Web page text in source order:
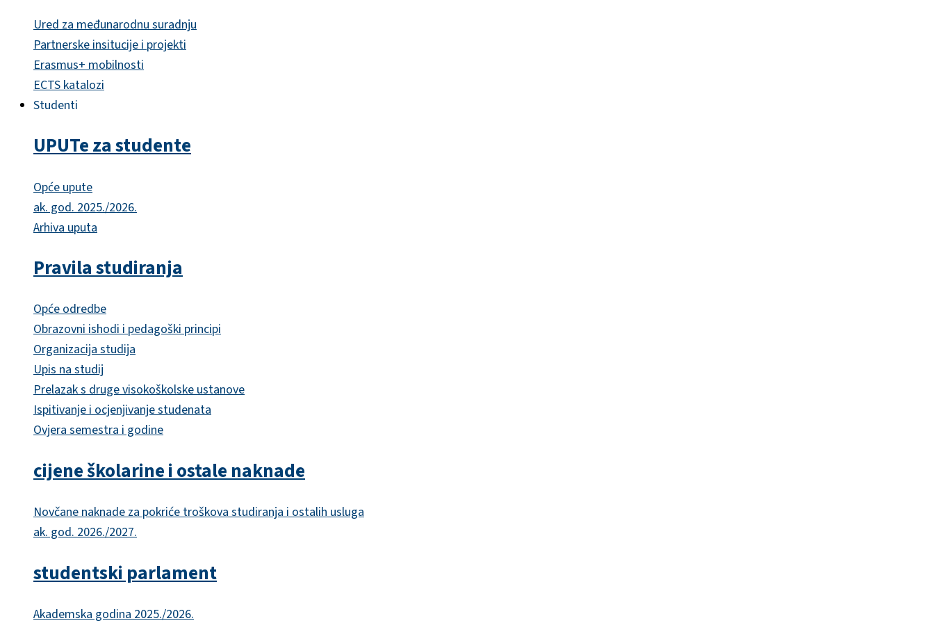
Ured za međunarodnu suradnju
Partnerske insitucije i projekti
Erasmus+ mobilnosti
ECTS katalozi
Studenti
UPUTe za studente
Opće upute
ak. god. 2025./2026.
Arhiva uputa
Pravila studiranja
Opće odredbe
Obrazovni ishodi i pedagoški principi
Organizacija studija
Upis na studij
Prelazak s druge visokoškolske ustanove
Ispitivanje i ocjenjivanje studenata
Ovjera semestra i godine
cijene školarine i ostale naknade
Novčane naknade za pokriće troškova studiranja i ostalih usluga
ak. god. 2026./2027.
studentski parlament
Akademska godina 2025./2026.